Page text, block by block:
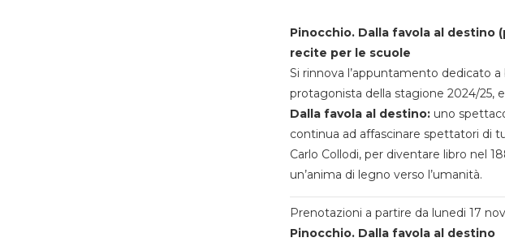
Pinocchio. Dalla favola al destino
recite per le scuole
Si rinnova l’appuntamento dedicato
protagonista della stagione 2024/25,
Dalla favola al destino:uno
continua ad affascinare spettatori di
Carlo Collodi, per diventare libro nel
un’anima di legno verso l’umanità.
Prenotazioni a partire da lunedi 17
Pinocchio. Dalla favola al destino